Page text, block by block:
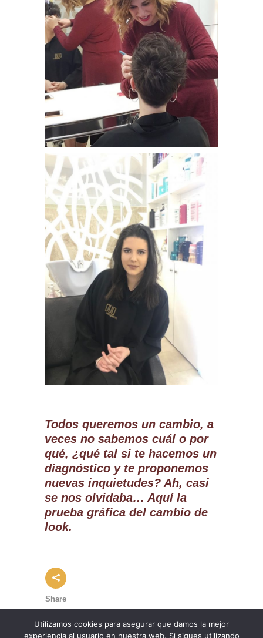
Todos queremos un cambio, a
veces no sabemos cuál o por
qué, ¿qué tal si te hacemos un
diagnóstico y te proponemos
nuevas inquietudes? Ah, casi
se nos olvidaba… Aquí la
prueba gráfica del cambio de
look.
Share
Utilizamos cookies para asegurar que damos la mejor
experiencia al usuario en nuestra web. Si sigues utilizando